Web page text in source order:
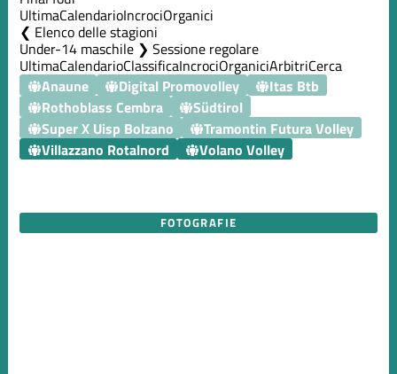
UltimaCalendarioIncrociOrganici
Elenco delle stagioni
Under-14 maschile ❯ Sessione regolare
UltimaCalendarioClassificaIncrociOrganiciArbitriCerca
Anaune
Digital Promovolley
Itas Btb
Rothoblass Cembra
Südtirol
Super X Uisp Bolzano
Tramontin Futura Volley
Villazzano Rotalnord
Volano Volley
FOTOGRAFIE